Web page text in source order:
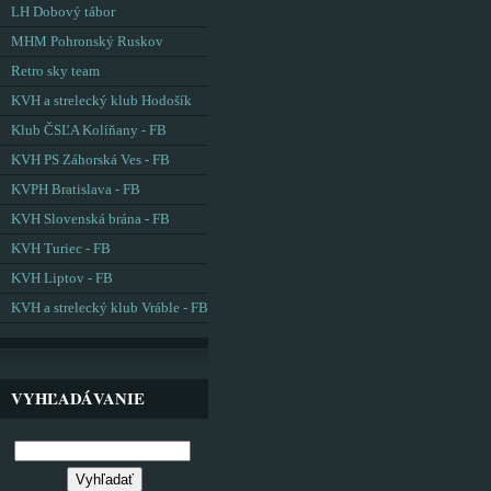
LH Dobový tábor
MHM Pohronský Ruskov
Retro sky team
KVH a strelecký klub Hodošík
Klub ČSĽA Kolíňany - FB
KVH PS Záhorská Ves - FB
KVPH Bratislava - FB
KVH Slovenská brána - FB
KVH Turiec - FB
KVH Liptov - FB
KVH a strelecký klub Vráble - FB
VYHĽADÁVANIE